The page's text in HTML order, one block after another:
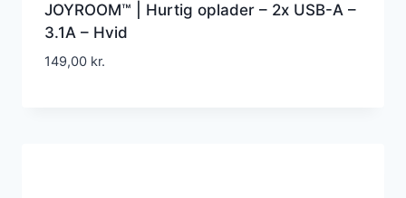
JOYROOM™ | Hurtig oplader – 2x USB-A –
3.1A – Hvid
149,00 kr.